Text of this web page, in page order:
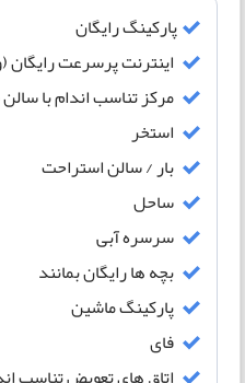
پارکینگ رایگان
اینترنت پرسرعت رایگان
مرکز تناسب اندام با
استخر
بار / سالن استراحت
ساحل
سرسره آبی
بچه ها رایگان بمانند
پارکینگ ماشین
فای